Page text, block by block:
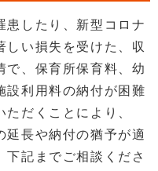
患したり、新型コロナ
しい損失を受けた、収
で、保育所保育料、幼
設利用料の納付が困難
だくことにより、
延長や納付の猶予が適
下記までご相談くださ